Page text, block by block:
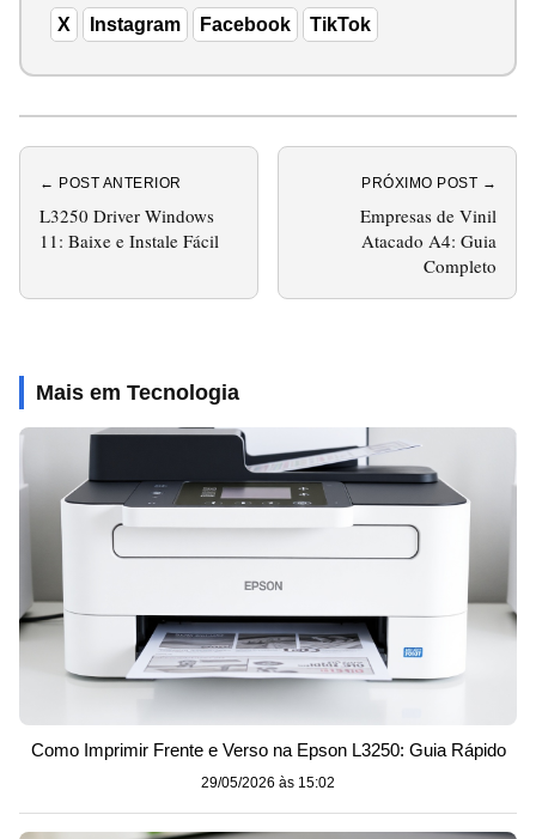
X Instagram Facebook TikTok
← POST ANTERIOR
L3250 Driver Windows
11: Baixe e Instale Fácil
PRÓXIMO POST →
Empresas de Vinil
Atacado A4: Guia
Completo
Mais em Tecnologia
Como Imprimir Frente e Verso na Epson L3250: Guia Rápido
29/05/2026 às 15:02